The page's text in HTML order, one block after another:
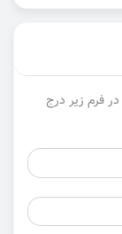
فرم زیر درج